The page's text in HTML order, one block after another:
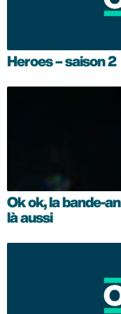
Heroes – saison 2
Ok ok, la bande-
là aussi